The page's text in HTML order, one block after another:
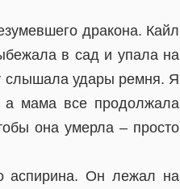
дракона. Кайл
в сад и упала на
слышала удары ремня. Я
а мама все продолжала
она умерла – просто
аспирина. Он лежал на